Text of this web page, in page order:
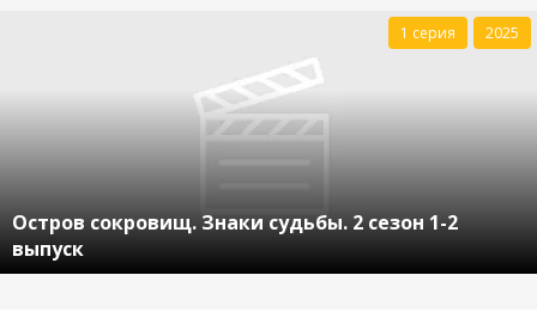
Остров сокровищ. Знаки судьбы. 2 сезон 1-2
выпуск
1 серия 2025